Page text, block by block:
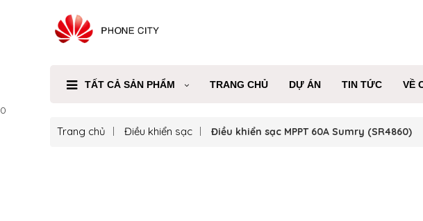
TẤT CẢ SẢN PHẨM TRANG CHỦ DỰ ÁN TIN TỨC VỀ
0
Trang chủ Điều khiển sạc Điều khiển sạc MPPT 60A Sumry (SR4860)